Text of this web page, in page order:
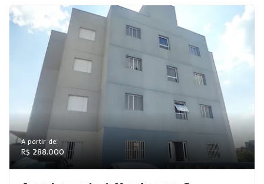
A partir de:
R$ 288.000